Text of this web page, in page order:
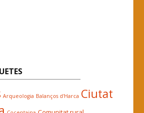
Arqueologia Balanços d'Harca Ciutat